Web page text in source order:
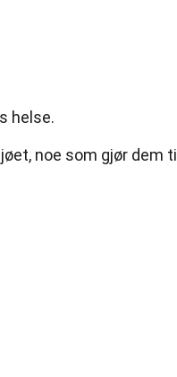
helse.
noe som gjør dem til